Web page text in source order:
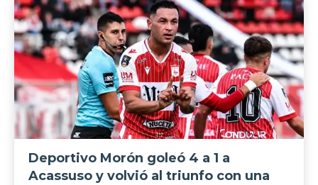
Deportivo Morón goleó 4 a 1 a
Acassuso y volvió al triunfo con una